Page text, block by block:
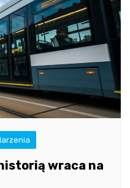
wraca na